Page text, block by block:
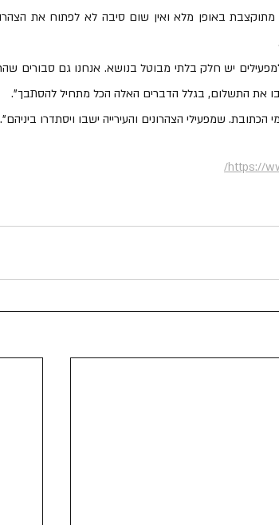
את התשלום, בגלל הדברים האלה הכל מתחיל להסתבך".
הכתובת. שמפעילי הצהרונים והעירייה ישבו ויסתדרו ביניהם".